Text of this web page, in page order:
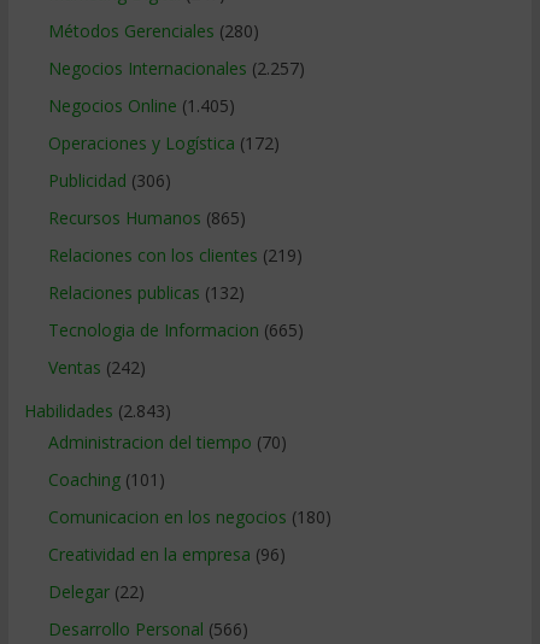
Métodos Gerenciales (280)
Negocios Internacionales (2.257)
Negocios Online (1.405)
Operaciones y Logística (172)
Publicidad (306)
Recursos Humanos (865)
Relaciones con los clientes (219)
Relaciones publicas (132)
Tecnologia de Informacion (665)
Ventas (242)
Habilidades (2.843)
Administracion del tiempo (70)
Coaching(101)
Comunicacion en los negocios (180)
Creatividad en la empresa (96)
Delegar(22)
Desarrollo Personal (566)